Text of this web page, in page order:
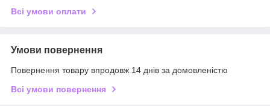
Всі умови оплати
Умови повернення
Повернення товару впродовж 14 днів за домовленістю
Всі умови повернення